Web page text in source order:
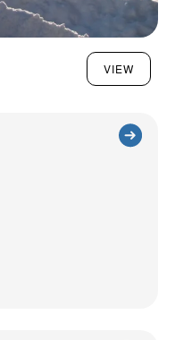
VIEW